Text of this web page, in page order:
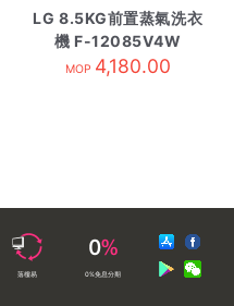
LG 8.5KG前置蒸氣洗衣
機 F-12085V4W
MOP 4,180.00
落樓易 0%免息分期